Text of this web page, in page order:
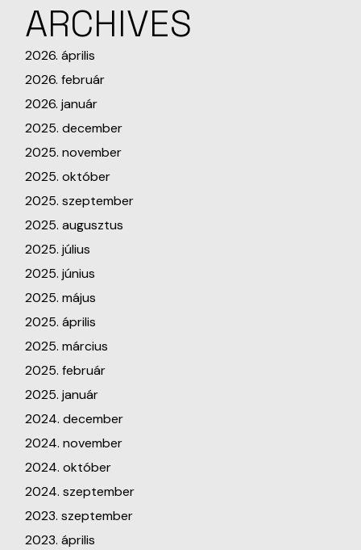
ARCHIVES
2026. április
2026. február
2026. január
2025. december
2025. november
2025. október
2025. szeptember
2025. augusztus
2025. július
2025. június
2025. május
2025. április
2025. március
2025. február
2025. január
2024. december
2024. november
2024. október
2024. szeptember
2023. szeptember
2023. április